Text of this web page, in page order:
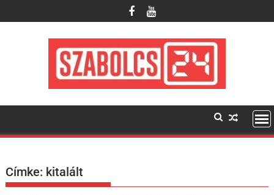
to
Címke: kitalált